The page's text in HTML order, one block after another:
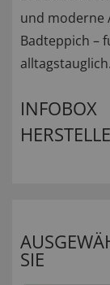
und moderne
Badteppich –
alltagstauglich.
INFOBOX
SIE